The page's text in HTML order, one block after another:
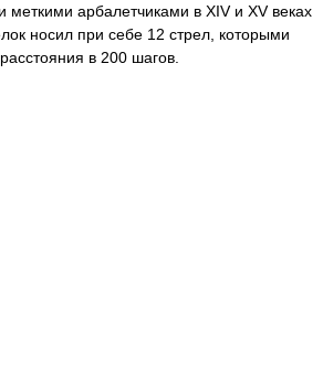
арбалетчиками в XIV и XV веках
носил при себе 12 стрел, которыми
в 200 шагов.